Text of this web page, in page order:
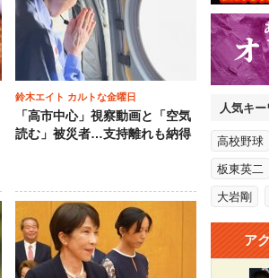
鈴木エイト カルトな金曜日
「高市中心」視察動画と「空気
読む」被災者…支持離れも納得
人気キー
高校野球
板東英二
大岩剛
ア